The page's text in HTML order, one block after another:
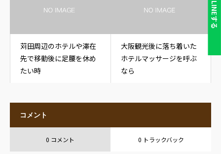
LINEする
苅田周辺のホテルや滞在
先で移動後に足腰を休め
たい時
大阪観光後に落ち着いた
ホテルマッサージを呼ぶ
なら
コメント
0 コメント 0 トラックバック